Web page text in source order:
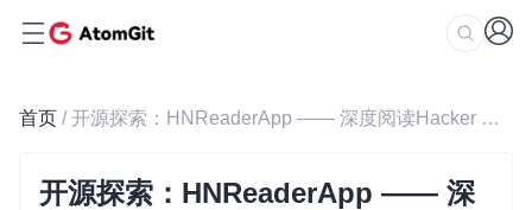
首页 / 开源探索：HNReaderApp —— 深度阅读Hacker News的macOS佳选
开源探索：HNReaderApp —— 深